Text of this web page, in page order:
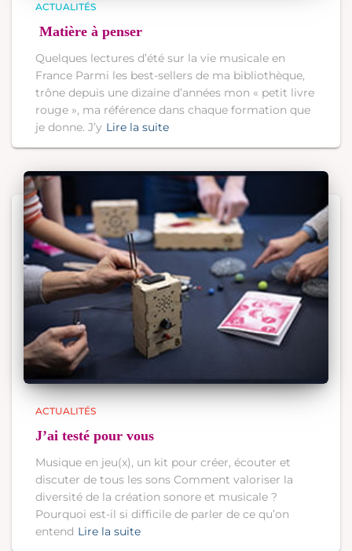
ACTUALITÉS
Matière à penser
Quelques lectures d’été sur la vie musicale en
France Parmi les best-sellers de ma bibliothèque,
trône depuis une dizaine d’années mon « petit livre
rouge », ma référence dans chaque formation que
je donne. J’y Lire la suite
ACTUALITÉS
J’ai testé pour vous
Musique en jeu(x), un kit pour créer, écouter et
discuter de tous les sons Comment valoriser la
diversité de la création sonore et musicale ?
Pourquoi est-il si difficile de parler de ce qu’on
entend Lire la suite